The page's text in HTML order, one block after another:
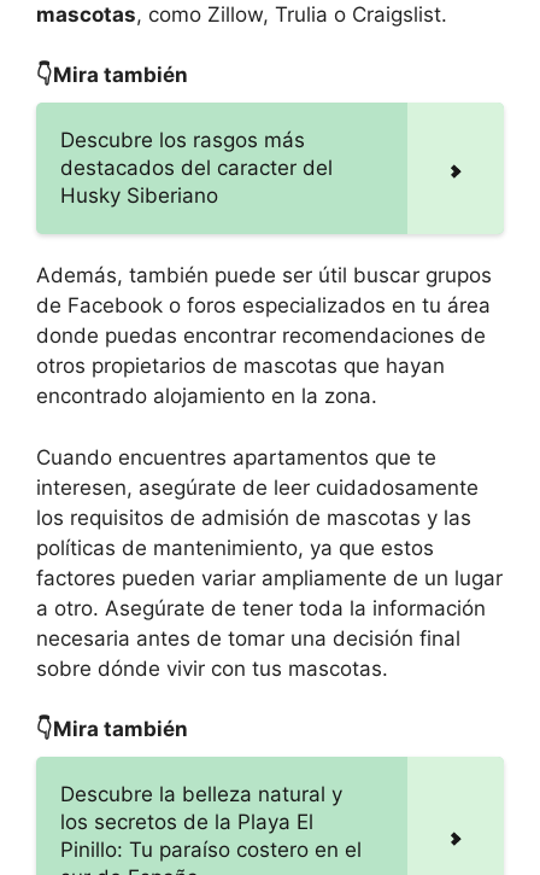
mascotas, como Zillow, Trulia o Craigslist.
👇Mira también
Descubre los rasgos más
destacados del caracter del
Husky Siberiano
Además, también puede ser útil buscar grupos
de Facebook o foros especializados en tu área
donde puedas encontrar recomendaciones de
otros propietarios de mascotas que hayan
encontrado alojamiento en la zona.
Cuando encuentres apartamentos que te
interesen, asegúrate de leer cuidadosamente
los requisitos de admisión de mascotas y las
políticas de mantenimiento, ya que estos
factores pueden variar ampliamente de un lugar
a otro. Asegúrate de tener toda la información
necesaria antes de tomar una decisión final
sobre dónde vivir con tus mascotas.
👇Mira también
Descubre la belleza natural y
los secretos de la Playa El
Pinillo: Tu paraíso costero en el